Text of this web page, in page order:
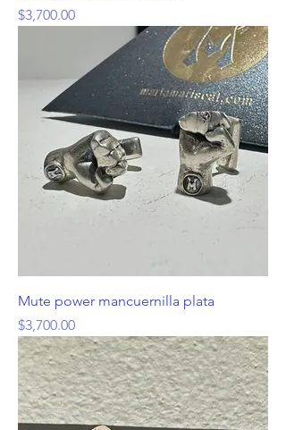
Precio
$3,700.00
Mute power mancuernilla plata
Precio
$3,700.00